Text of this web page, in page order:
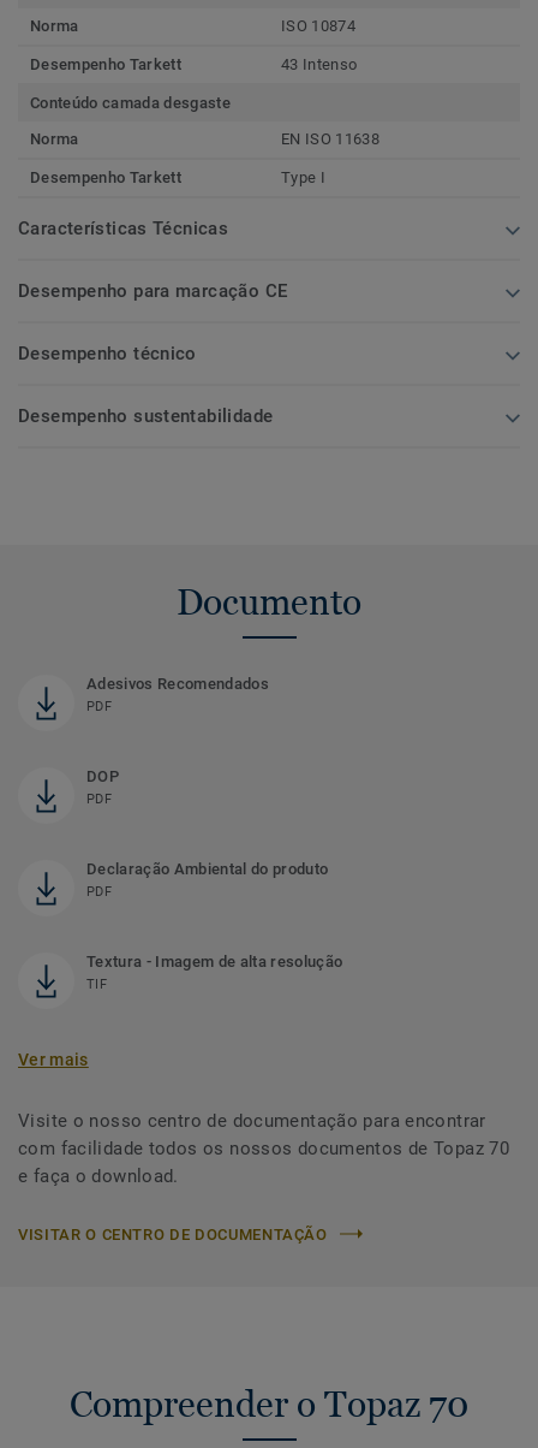
Norma
ISO 10874
Desempenho Tarkett 43 Intenso
Conteúdo camada desgaste
Norma
EN ISO 11638
Desempenho Tarkett Type I
Características Técnicas
Desempenho para marcação CE
Desempenho técnico
Desempenho sustentabilidade
Documento
Adesivos Recomendados
PDF
DOP
PDF
Declaração Ambiental do produto
PDF
Textura - Imagem de alta resolução
TIF
Ver mais
Visite o nosso centro de documentação para encontrar
com facilidade todos os nossos documentos de Topaz 70
e faça o download.
VISITAR O CENTRO DE DOCUMENTAÇÃO
Compreender o Topaz 70